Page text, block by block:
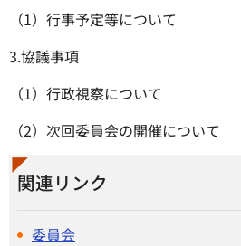
（1）行事予定等について
3.協議事項
（1）行政視察について
（2）次回委員会の開催について
関連リンク
委員会